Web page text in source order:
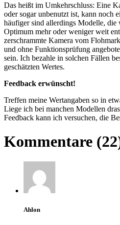
Das heißt im Umkehrschluss: Eine
oder sogar unbenutzt ist, kann noch
häufiger sind allerdings Modelle, die
Optimum mehr oder weniger weit
zerschrammte Kamera vom
und ohne Funktionsprüfung
sein. Ich bezahle in solchen Fällen
geschätzten Wertes.
Feedback erwünscht!
Treffen meine Wertangaben so in
Liege ich bei manchen Modellen
Feedback kann ich versuchen, die
Kommentare
Ahlon